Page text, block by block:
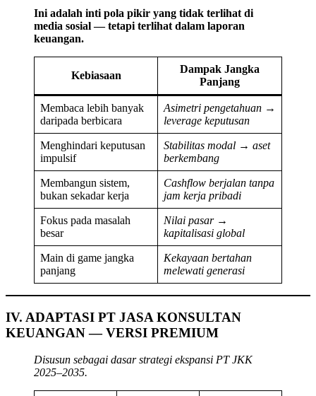
Ini adalah inti pola pikir yang tidak terlihat di
media sosial — tetapi terlihat dalam laporan
keuangan.
Kebiasaan
Dampak Jangka
Panjang
Membaca lebih banyak
daripada berbicara
Asimetri pengetahuan →
leverage keputusan
Menghindari keputusan
impulsif
Stabilitas modal → aset
berkembang
Membangun sistem,
bukan sekadar kerja
Cashflow berjalan tanpa
jam kerja pribadi
Fokus pada masalah
besar
Nilai pasar →
kapitalisasi global
Main di game jangka
panjang
Kekayaan bertahan
melewati generasi
IV. ADAPTASI PT JASA KONSULTAN
KEUANGAN — VERSI PREMIUM
Disusun sebagai dasar strategi ekspansi PT JKK
2025–2035.